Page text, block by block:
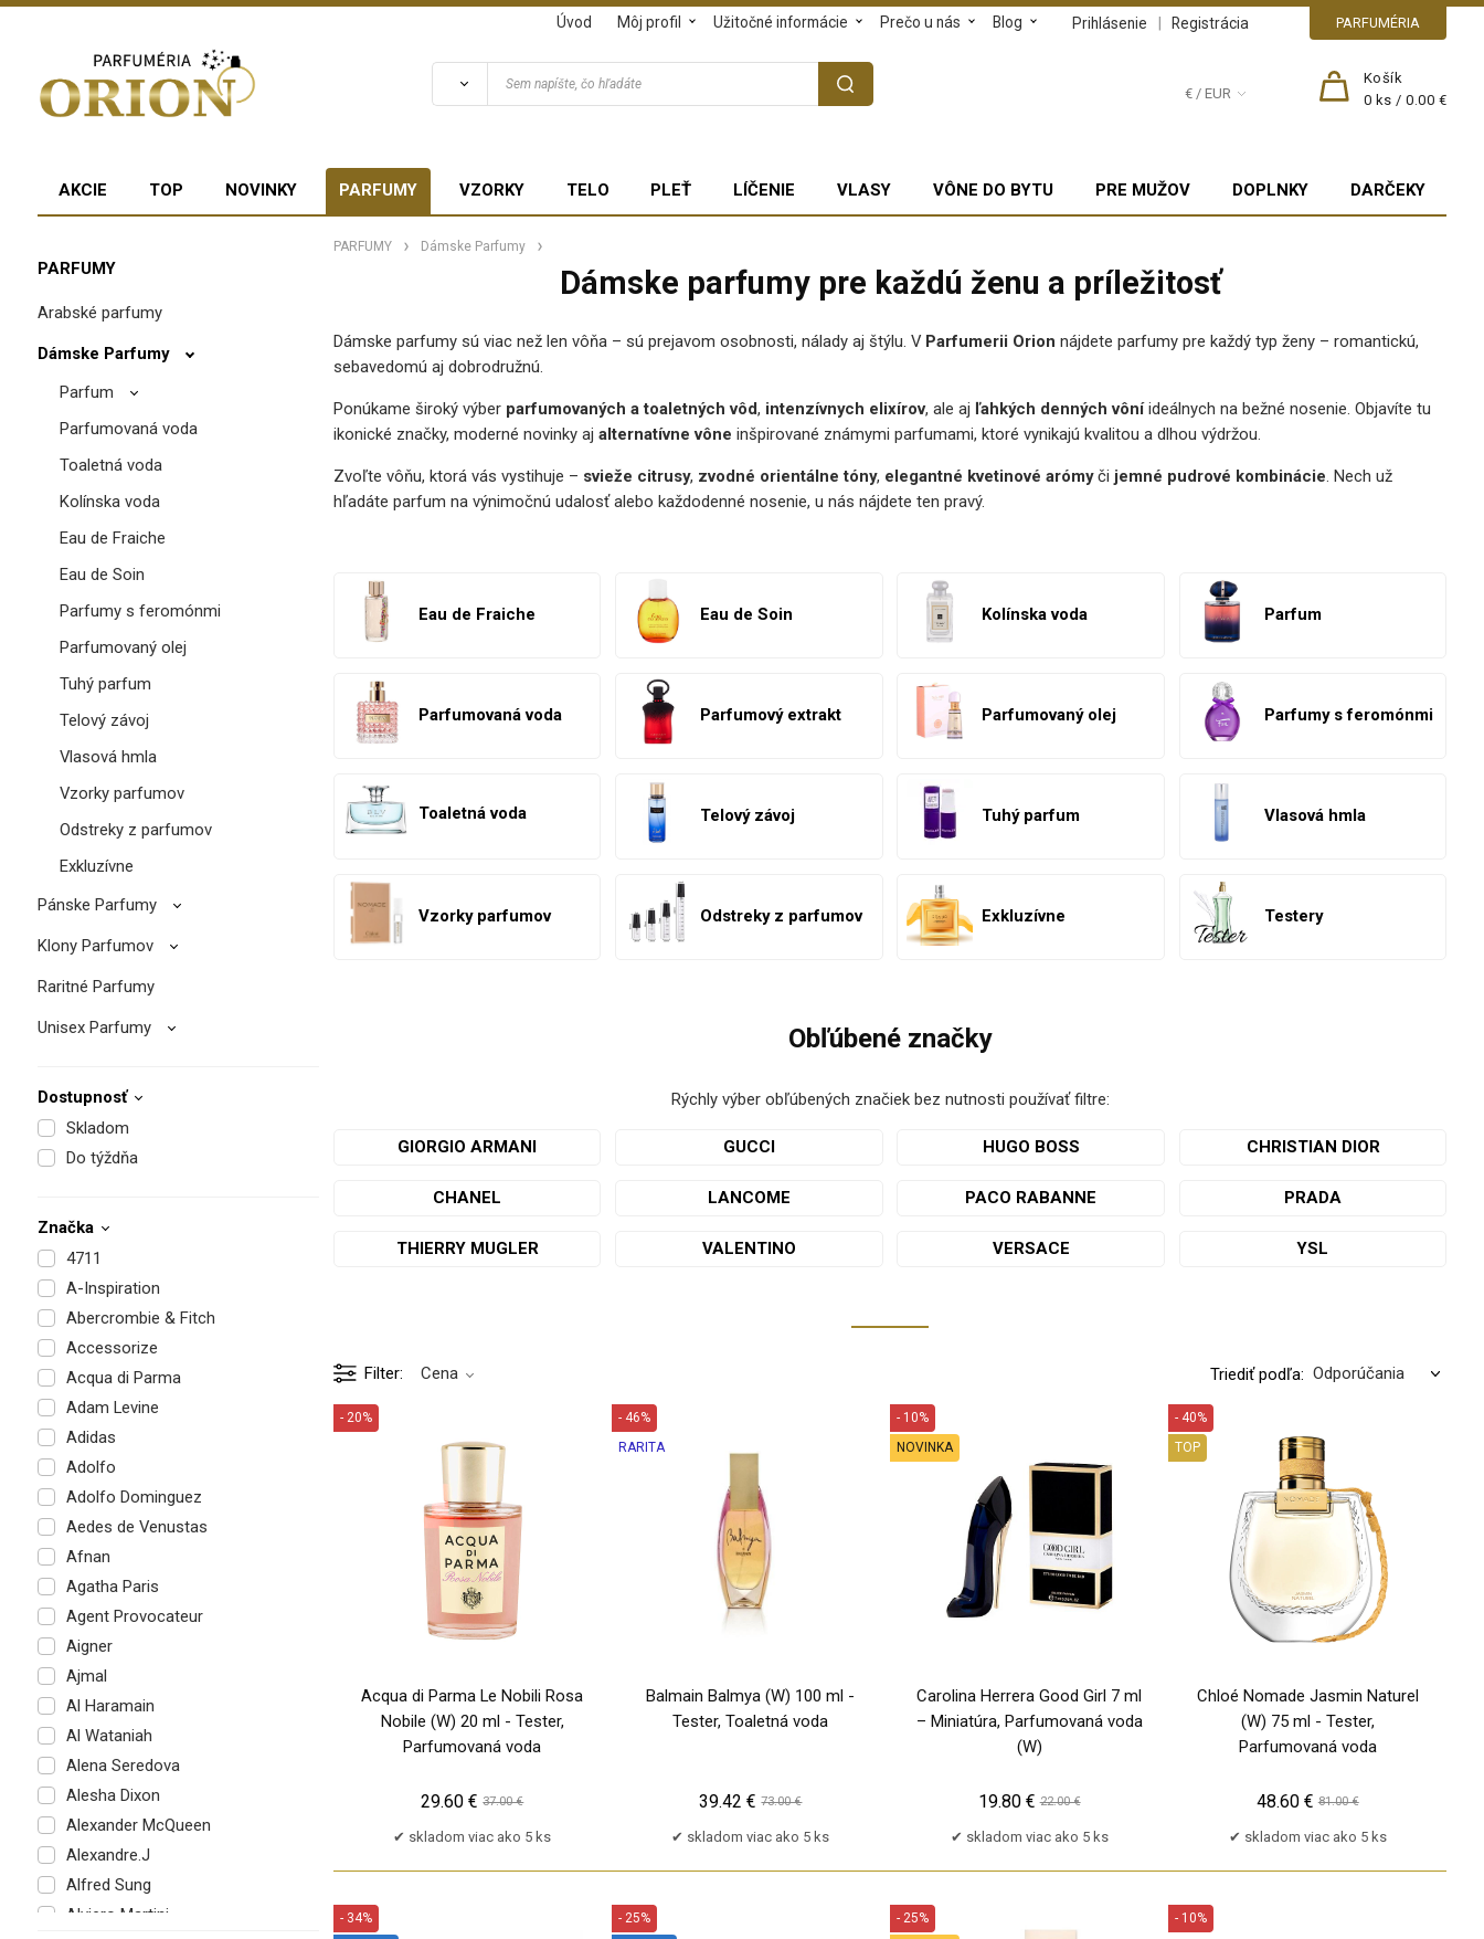
PARFUMÉRIA
Prihlásenie | Registrácia
Úvod Môj profil Užitočné informácie Prečo u nás Blog
€ / EUR
Košík
0 ks /0.00 €
AKCIE TOP NOVINKY PARFUMY VZORKY TELO PLEŤ LÍČENIE VLASY VÔNE DO BYTU PRE MUŽOV DOPLNKY DARČEKY
PARFUMY
Arabské parfumy
Dámske Parfumy
Parfum
Parfumovaná voda
Toaletná voda
Kolínska voda
Eau de Fraiche
Eau de Soin
Parfumy s feromónmi
Parfumovaný olej
Tuhý parfum
Telový závoj
Vlasová hmla
Vzorky parfumov
Odstreky z parfumov
Exkluzívne
Pánske Parfumy
Klony Parfumov
Raritné Parfumy
Unisex Parfumy
Dostupnosť
Skladom
Do týždňa
Značka
4711
A-Inspiration
Abercrombie & Fitch
Accessorize
Acqua di Parma
Adam Levine
Adidas
Adolfo
Adolfo Dominguez
Aedes de Venustas
Afnan
Agatha Paris
Agent Provocateur
Aigner
Ajmal
Al Haramain
Al Wataniah
Alena Seredova
Alesha Dixon
Alexander McQueen
Alexandre.J
Alfred Sung
Alviero Martini
PARFUMY Dámske Parfumy
Dámske parfumy pre každú ženu a príležitosť
Dámske parfumy sú viac než len vôňa – sú prejavom osobnosti, nálady aj štýlu. V Parfumerii Orion nájdete parfumy pre každý typ ženy – romantickú,
sebavedomú aj dobrodružnú.
Ponúkame široký výber parfumovaných a toaletných vôd, intenzívnych elixírov, ale aj ľahkých denných vôníideálnych na bežné nosenie. Objavíte tu
ikonické značky, moderné novinky aj alternatívne vône inšpirované známymi parfumami, ktoré vynikajú kvalitou a dlhou výdržou.
Zvoľte vôňu, ktorá vás vystihuje – svieže citrusy, zvodné orientálne tóny, elegantné kvetinové arómyči jemné pudrové kombinácie . Nech už
hľadáte parfum na výnimočnú udalosť alebo každodenné nosenie, u nás nájdete ten pravý.
Eau de Fraiche Eau de Soin Kolínska voda Parfum
Parfumovaná voda Parfumový extrakt Parfumovaný olej Parfumy s feromónmi
Toaletná voda Telový závoj Tuhý parfum Vlasová hmla
Vzorky parfumov Odstreky z parfumov Exkluzívne Testery
Obľúbené značky
Rýchly výber obľúbených značiek bez nutnosti používať filtre:
GIORGIO ARMANI GUCCI HUGO BOSS CHRISTIAN DIOR
CHANEL LANCOME PACO RABANNE PRADA
THIERRY MUGLER VALENTINO VERSACE YSL
Filter Cena Triediť podľa:
Acqua di Parma Le Nobili Rosa
Nobile (W) 20 ml - Tester,
Parfumovaná voda
- 20%
skladom viac ako 5 ks
29.60 € 37.00 €
Balmain Balmya (W) 100 ml -
Tester, Toaletná voda
- 46%
RARITA
skladom viac ako 5 ks
39.42 € 73.00 €
Carolina Herrera Good Girl 7 ml
– Miniatúra, Parfumovaná voda
(W)
- 10%
NOVINKA
skladom viac ako 5 ks
19.80 € 22.00 €
Chloé Nomade Jasmin Naturel
(W) 75 ml - Tester,
Parfumovaná voda
- 40%
TOP
skladom viac ako 5 ks
48.60 € 81.00 €
- 34%
- 25%
- 25%
- 10%